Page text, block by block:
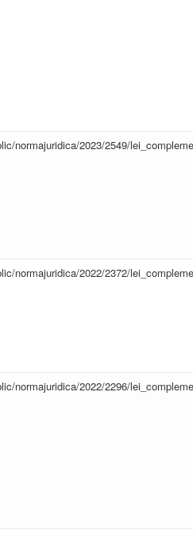
normajuridica/2023/2549/
normajuridica/2022/2372/
normajuridica/2022/2296/